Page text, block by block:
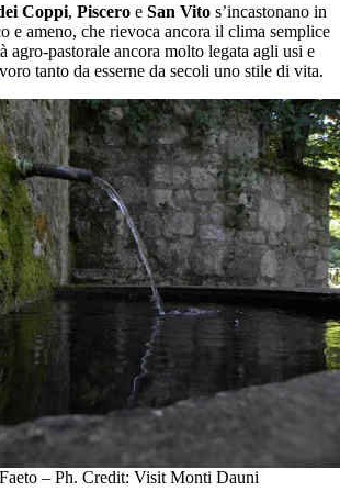
Coppi, Piscero e San Vito s’incastonano in
e ameno, che rievoca ancora il clima semplice
agro-pastorale ancora molto legata agli usi e
tanto da esserne da secoli uno stile di vita.
– Ph. Credit: Visit Monti Dauni